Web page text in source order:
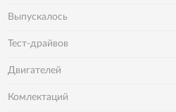
Выпускалось
Тест-драйвов
Двигателей
Комлектаций